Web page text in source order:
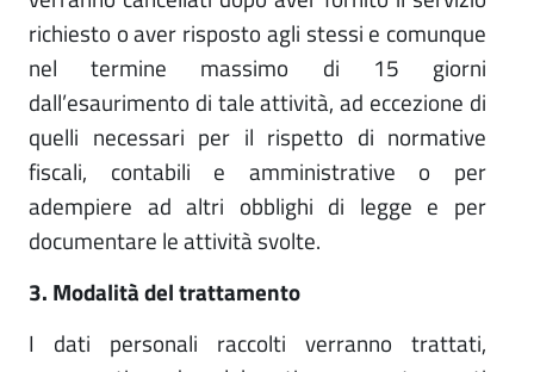
richiesto o aver risposto agli stessi e comunque
nel termine massimo di 15 giorni
dall’esaurimento di tale attività, ad eccezione di
quelli necessari per il rispetto di normative
fiscali, contabili e amministrative o per
adempiere ad altri obblighi di legge e per
documentare le attività svolte.
3. Modalità del trattamento
I dati personali raccolti verranno trattati,